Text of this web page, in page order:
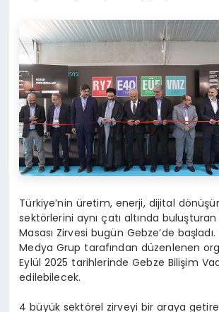
Türkiye’nin üretim, enerji, dijital
sektörlerini aynı çatı altında
Masası Zirvesi bugün Gebze’de
Medya Grup tarafından düzenlenen
Eylül 2025 tarihlerinde Gebze Bilişim
edilebilecek.
4 büyük sektörel zirveyi bir araya